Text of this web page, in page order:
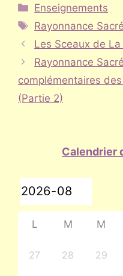
Catégories
Enseignements
Étiquettes
Rayonnance
Les Sceaux de
Rayonnance
complémentaires
(Partie 2)
Calendrier
L M M
27 28 29